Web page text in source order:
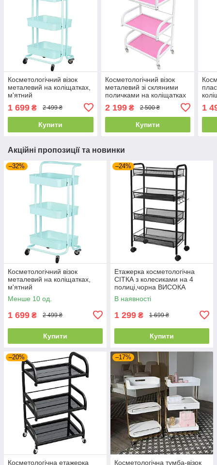
Косметологічний візок
металевий на коліщатках,
м'ятний
1 699 ₴ 2 499 ₴
Купити
Косметологічний візок
металевий зі скляними
поличками на коліщатках
2 199₴ 2 500 ₴
Купити
1
Акційні пропозиції та новинки
–32%
Косметологічний візок
металевий на коліщатках,
м'ятний
Менше 10 од.
1 699 ₴ 2 499 ₴
Купити
–24%
Етажерка косметологічна
СІТКА з колесиками на 4
полиці,чорна ВИСОКА
В наявності
1 299 ₴ 1 699 ₴
Купити
–20%
Косметологічна етажерка
–17%
Косметологічна тумба-візок